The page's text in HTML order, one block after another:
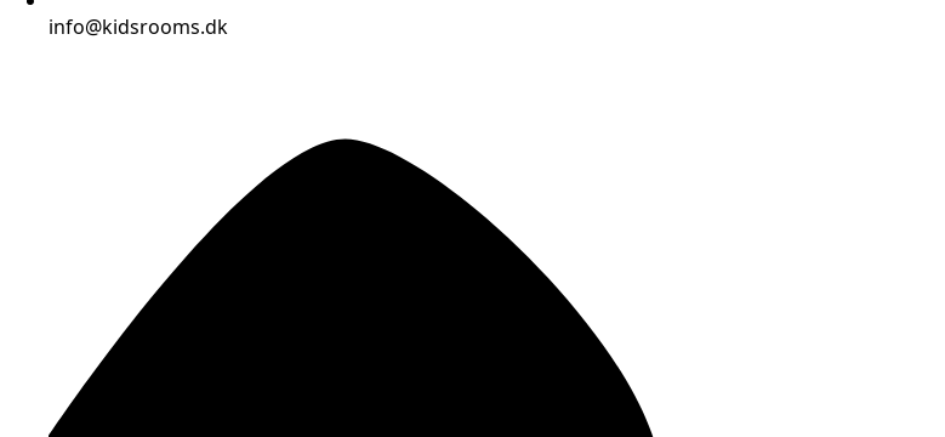
info@kidsrooms.dk